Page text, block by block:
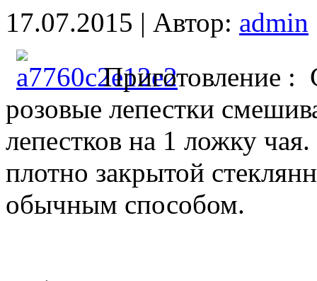
17.07.2015 | Автор: admin
Приготовление :
розовые лепестки
лепестков на 1 ложку
плотно закрытой
обычным способом.